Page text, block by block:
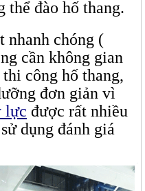
thể đào hố thang.
nhanh chóng (
cần không gian
công hố thang,
đơn giản vì
lực được rất nhiều
dụng đánh giá